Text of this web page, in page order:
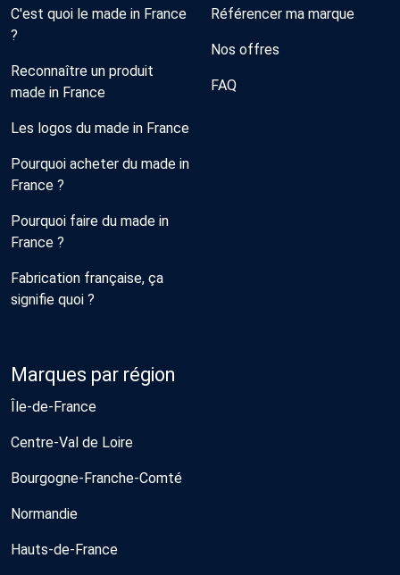
C'est quoi le made in France
?
Reconnaître un produit
made in France
Les logos du made in France
Pourquoi acheter du made in
France ?
Pourquoi faire du made in
France ?
Fabrication française, ça
signifie quoi ?
Référencer ma marque
Nos offres
FAQ
Marques par région
Île-de-France
Centre-Val de Loire
Bourgogne-Franche-Comté
Normandie
Hauts-de-France